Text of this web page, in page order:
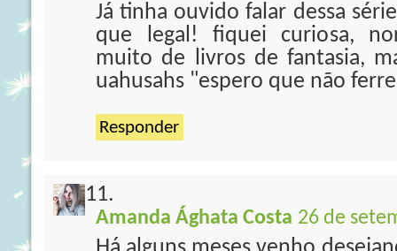
Já tinha ouvido falar dessa
que legal! fiquei curiosa,
muito de livros de fantasia,
uahusahs "espero que não
Responder
Amanda Ághata Costa 26 de